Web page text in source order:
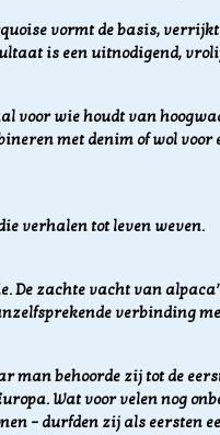
vormt de basis,
is een uitnodigend,
voor wie houdt van
met denim of wol voor
verhalen tot leven weven.
De zachte vacht van
verbinding
man behoorde zij tot de
Wat voor velen nog
– durfden zij als eersten